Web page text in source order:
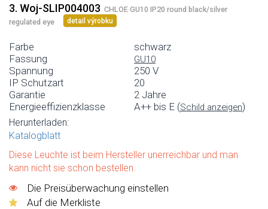
3. Woj-SLIP004003 CHLOE GU10 IP20 round black/silver
regulated eye
detail výrobku
Farbe
schwarz
Fassung
GU10
Spannung
250 V
IP Schutzart
20
Garantie
2 Jahre
Energieeffizienzklasse
A++ bis E (Schild anzeigen)
Herunterladen:
Katalogblatt
Diese Leuchte ist beim Hersteller unerreichbar und man
kann nicht sie schon bestellen.
Die Preisüberwachung einstellen
Auf die Merkliste